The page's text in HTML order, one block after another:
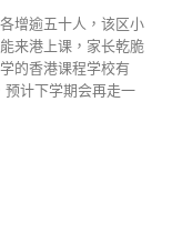
增逾五十人，该区小
来港上课，家长乾脆
的香港课程学校有
预计下学期会再走一